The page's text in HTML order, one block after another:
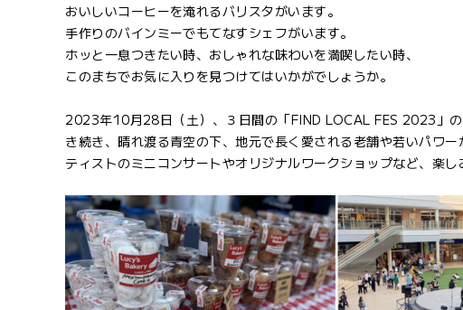
おいしいコーヒーを淹れるバリスタがいます。
手作りのバインミーでもてなすシェフがいます。
ホッと一息つきたい時、おしゃれな味わいを満喫したい時、
このまちでお気に入りを見つけてはいかがでしょうか。
2023年10月28日（土）、３日間の「FIND LOCAL FES 2023」
き続き、晴れ渡る青空の下、地元で長く愛される老舗や若いパワ
ティストのミニコンサートやオリジナルワークショップなど、楽し